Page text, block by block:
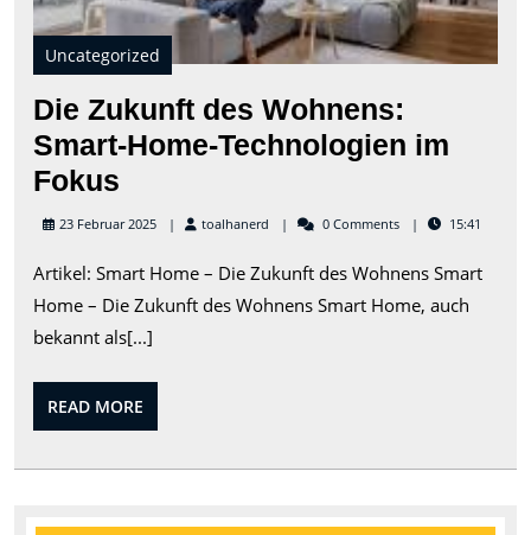
Uncategorized
Die Zukunft des Wohnens:
Smart-Home-Technologien im
Fokus
Zukunft
Wohnens:
Smart-
Home-
Technologien
im
Fokus
23 Februar 2025 toalhanerd toalhanerd0 Comments 15:41
Artikel: Smart Home – Die Zukunft des Wohnens Smart
Home – Die Zukunft des Wohnens Smart Home, auch
bekannt als[...]
READ MORE
MORE